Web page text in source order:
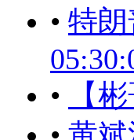
• 特朗
•
【